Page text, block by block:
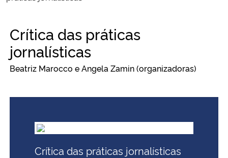
Ministério da Infraestrutura
Ministério da Agricultura, Pecuária e Abastecimento
Crítica das práticas
jornalísticas
Beatriz Marocco e Angela Zamin (organizadoras)
Crítica das práticas jornalísticas